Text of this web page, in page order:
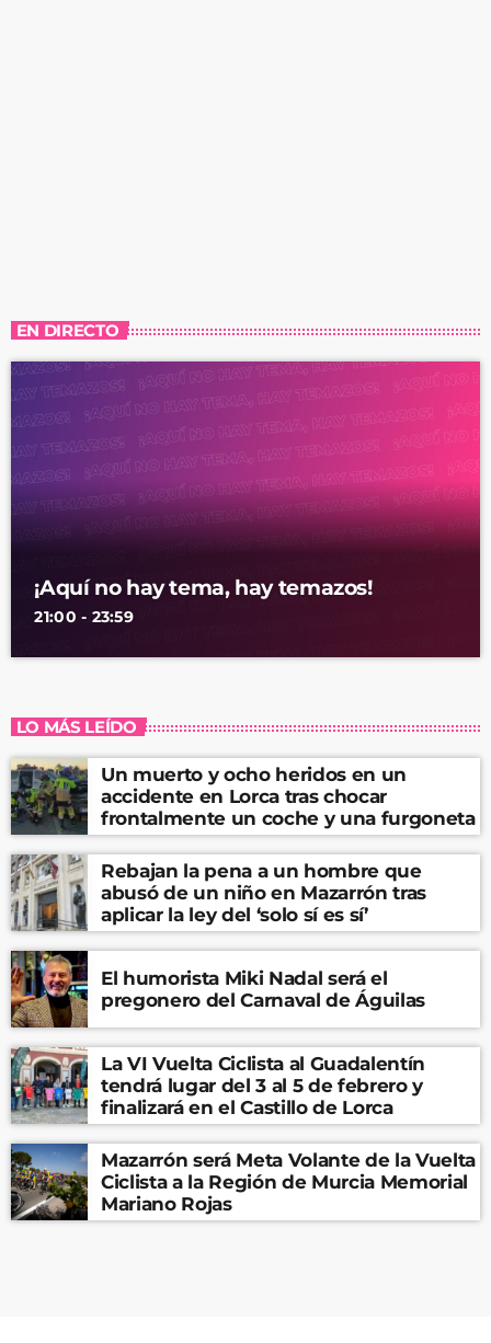
EN DIRECTO
¡Aquí no hay tema, hay temazos!
21:00 - 23:59
LO MÁS LEÍDO
Un muerto y ocho heridos en un
accidente en Lorca tras chocar
frontalmente un coche y una furgoneta
Rebajan la pena a un hombre que
abusó de un niño en Mazarrón tras
aplicar la ley del ‘solo sí es sí’
El humorista Miki Nadal será el
pregonero del Carnaval de Águilas
La VI Vuelta Ciclista al Guadalentín
tendrá lugar del 3 al 5 de febrero y
finalizará en el Castillo de Lorca
Mazarrón será Meta Volante de la Vuelta
Ciclista a la Región de Murcia Memorial
Mariano Rojas